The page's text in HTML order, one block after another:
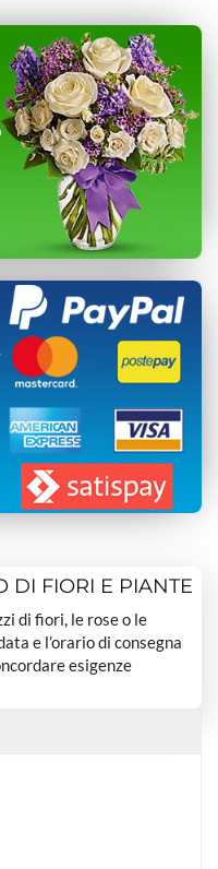
DI FIORI E PIANTE
di fiori, le rose o le
e l’orario di consegna
esigenze